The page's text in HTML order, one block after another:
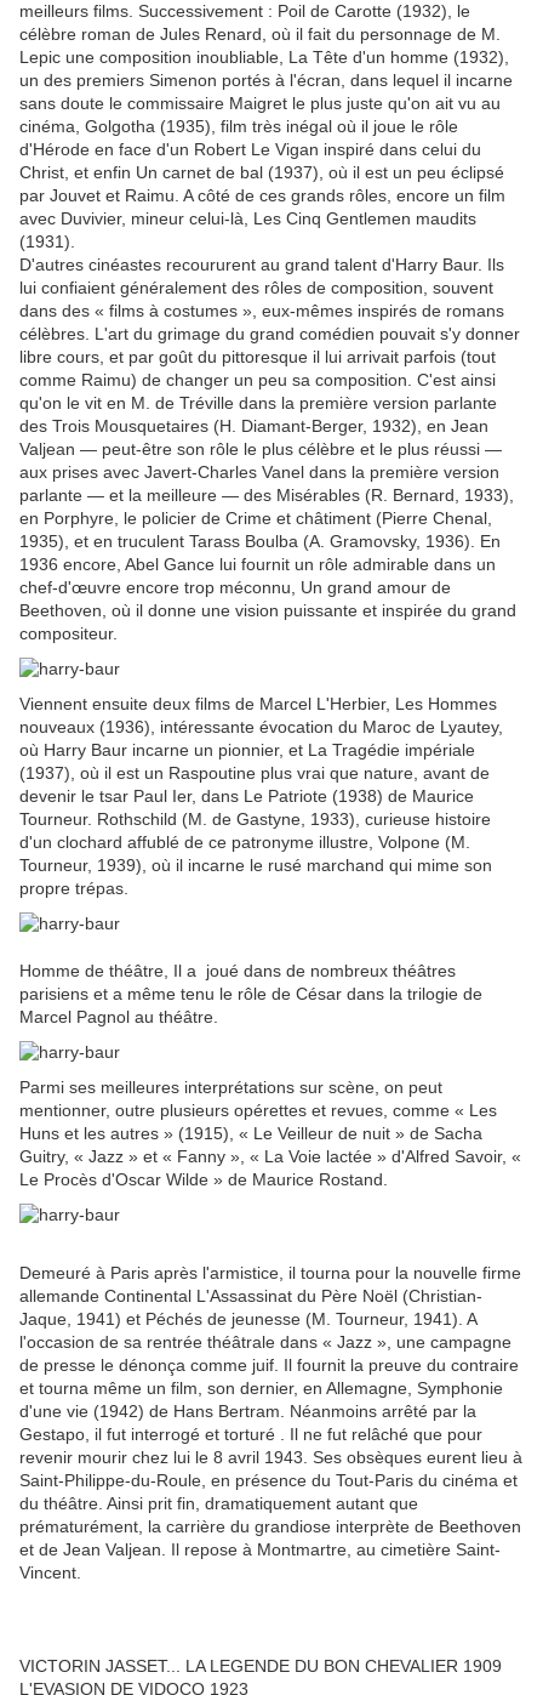
meilleurs films. Successivement : Poil de Carotte (1932), le
célèbre roman de Jules Renard, où il fait du personnage de M.
Lepic une composition inoubliable, La Tête d'un homme (1932),
un des premiers Simenon portés à l'écran, dans lequel il incarne
sans doute le commissaire Maigret le plus juste qu'on ait vu au
cinéma, Golgotha (1935), film très inégal où il joue le rôle
d'Hérode en face d'un Robert Le Vigan inspiré dans celui du
Christ, et enfin Un carnet de bal (1937), où il est un peu éclipsé
par Jouvet et Raimu. A côté de ces grands rôles, encore un film
avec Duvivier, mineur celui-là, Les Cinq Gentlemen maudits
(1931).
D'autres cinéastes recoururent au grand talent d'Harry Baur. Ils
lui confiaient généralement des rôles de composition, souvent
dans des « films à costumes », eux-mêmes inspirés de romans
célèbres. L'art du grimage du grand comédien pouvait s'y donner
libre cours, et par goût du pittoresque il lui arrivait parfois (tout
comme Raimu) de changer un peu sa composition. C'est ainsi
qu'on le vit en M. de Tréville dans la première version parlante
des Trois Mousquetaires (H. Diamant-Berger, 1932), en Jean
Valjean — peut-être son rôle le plus célèbre et le plus réussi —
aux prises avec Javert-Charles Vanel dans la première version
parlante — et la meilleure — des Misérables (R. Bernard, 1933),
en Porphyre, le policier de Crime et châtiment (Pierre Chenal,
1935), et en truculent Tarass Boulba (A. Gramovsky, 1936). En
1936 encore, Abel Gance lui fournit un rôle admirable dans un
chef-d'œuvre encore trop méconnu, Un grand amour de
Beethoven, où il donne une vision puissante et inspirée du grand
compositeur.
Viennent ensuite deux films de Marcel L'Herbier, Les Hommes
nouveaux (1936), intéressante évocation du Maroc de Lyautey,
où Harry Baur incarne un pionnier, et La Tragédie impériale
(1937), où il est un Raspoutine plus vrai que nature, avant de
devenir le tsar Paul Ier, dans Le Patriote (1938) de Maurice
Tourneur. Rothschild (M. de Gastyne, 1933), curieuse histoire
d'un clochard affublé de ce patronyme illustre, Volpone (M.
Tourneur, 1939), où il incarne le rusé marchand qui mime son
propre trépas.
Homme de théâtre, Il a joué dans de nombreux théâtres
parisiens et a même tenu le rôle de César dans la trilogie de
Marcel Pagnol au théâtre.
Parmi ses meilleures interprétations sur scène, on peut
mentionner, outre plusieurs opérettes et revues, comme « Les
Huns et les autres » (1915), « Le Veilleur de nuit » de Sacha
Guitry, « Jazz » et « Fanny », « La Voie lactée » d'Alfred Savoir, «
Le Procès d'Oscar Wilde » de Maurice Rostand.
Demeuré à Paris après l'armistice, il tourna pour la nouvelle firme
allemande Continental L'Assassinat du Père Noël (Christian-
Jaque, 1941) et Péchés de jeunesse (M. Tourneur, 1941). A
l'occasion de sa rentrée théâtrale dans « Jazz », une campagne
de presse le dénonça comme juif. Il fournit la preuve du contraire
et tourna même un film, son dernier, en Allemagne, Symphonie
d'une vie (1942) de Hans Bertram. Néanmoins arrêté par la
Gestapo, il fut interrogé et torturé . Il ne fut relâché que pour
revenir mourir chez lui le 8 avril 1943. Ses obsèques eurent lieu à
Saint-Philippe-du-Roule, en présence du Tout-Paris du cinéma et
du théâtre. Ainsi prit fin, dramatiquement autant que
prématurément, la carrière du grandiose interprète de Beethoven
et de Jean Valjean. Il repose à Montmartre, au cimetière Saint-
Vincent.
VICTORIN JASSET... LA LEGENDE DU BON CHEVALIER 1909
L'EVASION DE VIDOCQ 1923